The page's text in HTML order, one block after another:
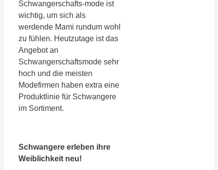
Schwangerschafts-mode ist
wichtig, um sich als
werdende Mami rundum wohl
zu fühlen. Heutzutage ist das
Angebot an
Schwangerschaftsmode sehr
hoch und die meisten
Modefirmen haben extra eine
Produktlinie für Schwangere
im Sortiment.
Schwangere erleben ihre
Weiblichkeit neu!